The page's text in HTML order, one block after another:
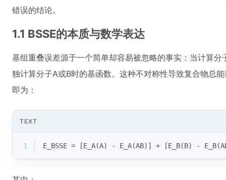
错误的结论。
1.1 BSSE的本质与数学表达
基组重叠误差源于一个简单却容易被忽略的事实：当计算
独计算分子A或B时的基函数。这种不对称性导致复合物总
即为：
TEXT
1 E_BSSE = [E_A(A) - E_A(AB)] + [E_B(B) -